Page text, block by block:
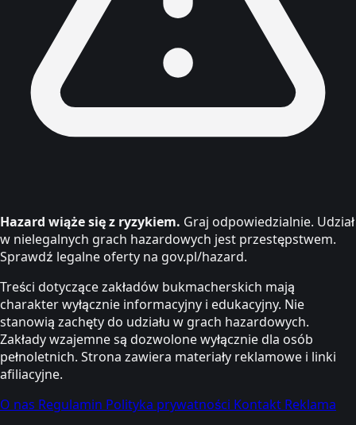
Hazard wiąże się z ryzykiem. Graj odpowiedzialnie. Udział
w nielegalnych grach hazardowych jest przestępstwem.
Sprawdź legalne oferty na gov.pl/hazard.
Treści dotyczące zakładów bukmacherskich mają
charakter wyłącznie informacyjny i edukacyjny. Nie
stanowią zachęty do udziału w grach hazardowych.
Zakłady wzajemne są dozwolone wyłącznie dla osób
pełnoletnich. Strona zawiera materiały reklamowe i linki
afiliacyjne.
O nas Regulamin Polityka prywatności Kontakt Reklama